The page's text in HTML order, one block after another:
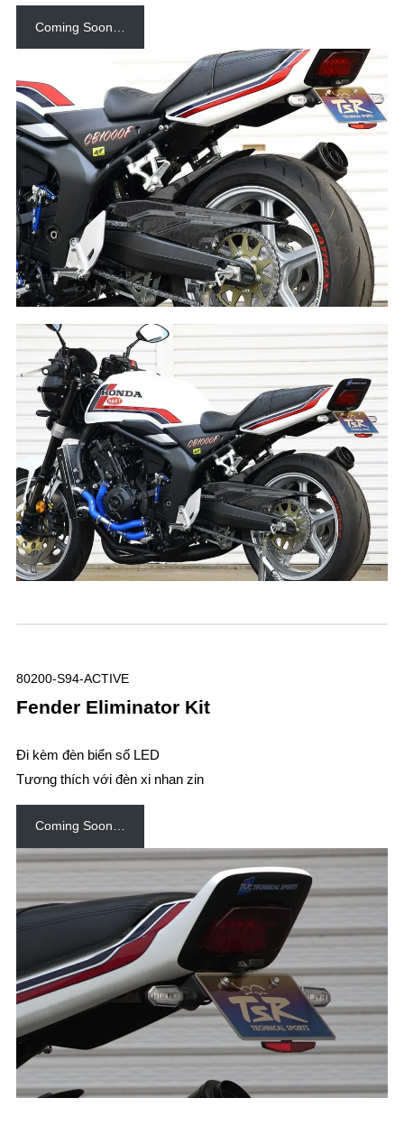
Coming Soon…
80200-S94-ACTIVE
Fender Eliminator Kit
Đi kèm đèn biển số LED
Tương thích với đèn xi nhan zin
Coming Soon…